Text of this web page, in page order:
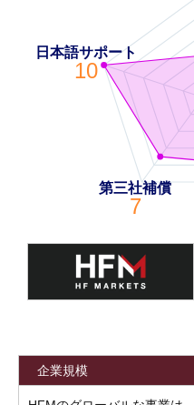
第三社補償
7
日本語サポート
10
企業規模